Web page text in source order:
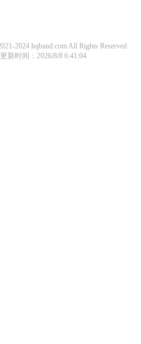
2024 hqband.com All Rights Reserved
更新时间：2026/8/8 6:41:04